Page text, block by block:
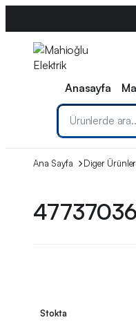
0533 608 11 79
Anasayfa
Ana Sayfa Diger Ürünler
Stokta